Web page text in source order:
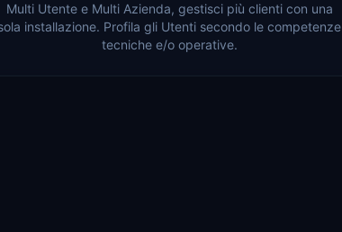
Multi Utente e Multi Azienda, gestisci più clienti con una
installazione. Profila gli Utenti secondo le competenze
tecniche e/o operative.